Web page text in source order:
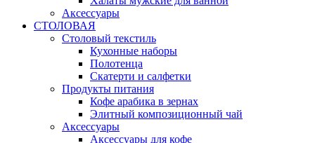
Аксессуары
СТОЛОВАЯ
Столовый текстиль
Кухонные наборы
Полотенца
Скатерти и салфетки
Продукты питания
Кофе арабика в зернах
Элитный композиционный чай
Аксессуары
Аксессуары для кофе